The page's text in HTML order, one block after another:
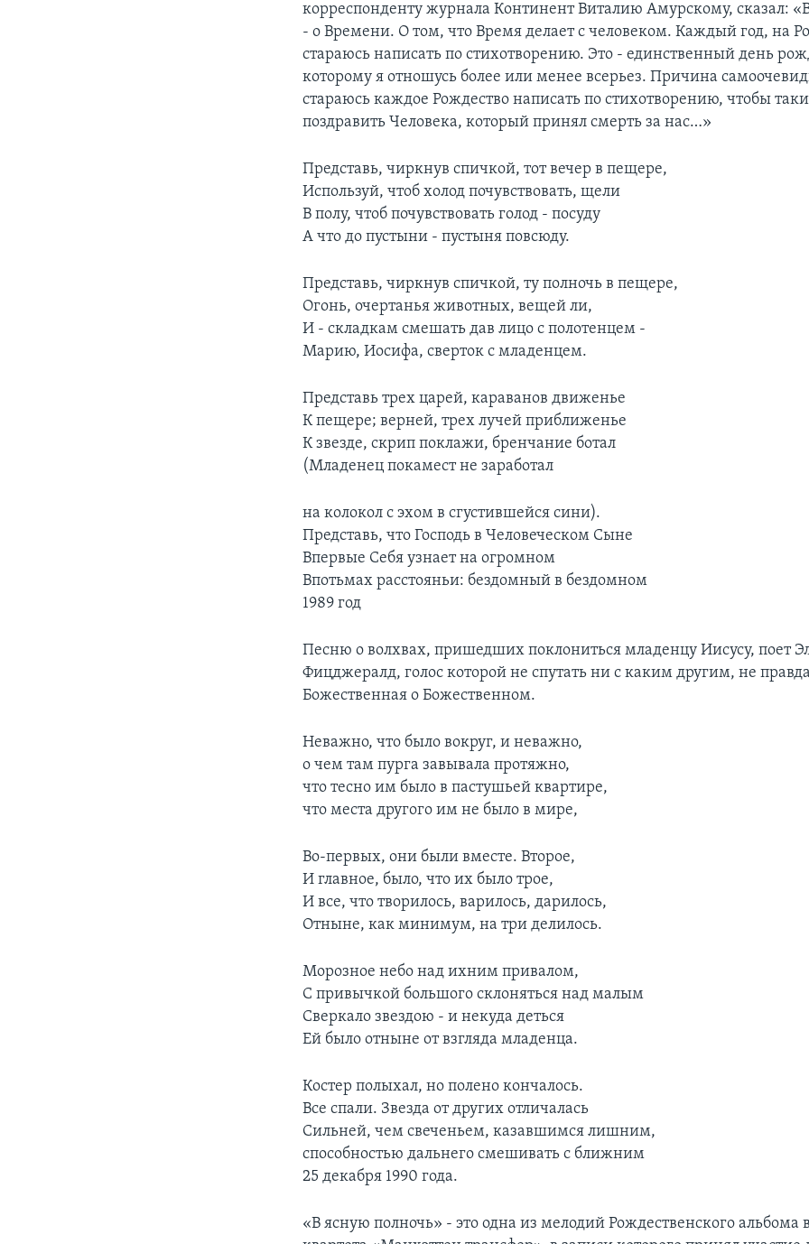
корреспонденту журнала Континент Виталию Амурскому, сказал:
- о Времени. О том, что Время делает с человеком. Каждый год, на
стараюсь написать по стихотворению. Это - единственный день
которому я отношусь более или менее всерьез. Причина
стараюсь каждое Рождество написать по стихотворению, чтобы
поздравить Человека, который принял смерть за нас…»
Представь, чиркнув спичкой, тот вечер в пещере,
Используй, чтоб холод почувствовать, щели
В полу, чтоб почувствовать голод - посуду
А что до пустыни - пустыня повсюду.
Представь, чиркнув спичкой, ту полночь в пещере,
Огонь, очертанья животных, вещей ли,
И - складкам смешать дав лицо с полотенцем -
Марию, Иосифа, сверток с младенцем.
Представь трех царей, караванов движенье
К пещере; верней, трех лучей приближенье
К звезде, скрип поклажи, бренчание ботал
(Младенец покамест не заработал
на колокол с эхом в сгустившейся сини).
Представь, что Господь в Человеческом Сыне
Впервые Себя узнает на огромном
Впотьмах расстояньи: бездомный в бездомном
1989 год
Песню о волхвах, пришедших поклониться младенцу Иисусу, поет
Фицджералд, голос которой не спутать ни с каким другим, не
Божественная о Божественном.
Неважно, что было вокруг, и неважно,
о чем там пурга завывала протяжно,
что тесно им было в пастушьей квартире,
что места другого им не было в мире,
Во-первых, они были вместе. Второе,
И главное, было, что их было трое,
И все, что творилось, варилось, дарилось,
Отныне, как минимум, на три делилось.
Морозное небо над ихним привалом,
С привычкой большого склоняться над малым
Сверкало звездою - и некуда деться
Ей было отныне от взгляда младенца.
Костер полыхал, но полено кончалось.
Все спали. Звезда от других отличалась
Сильней, чем свеченьем, казавшимся лишним,
способностью дальнего смешивать с ближним
25 декабря 1990 года.
«В ясную полночь» - это одна из мелодий Рождественского альбома